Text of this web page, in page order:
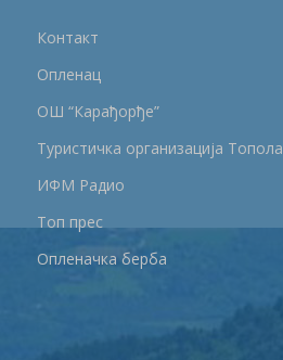
Контакт
Опленац
ОШ “Карађорђе”
Туристичка организација Топола
ИФМ Радио
Топ прес
Опленачка берба